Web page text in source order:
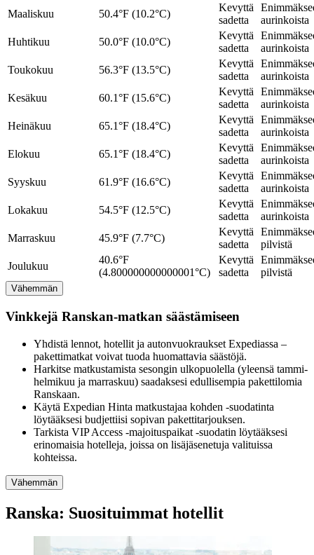
Maaliskuu
50.4°F (10.2°C)
Kevyttä
sadetta
aurinkoista
Huhtikuu
50.0°F (10.0°C)
Kevyttä
sadetta
aurinkoista
Toukokuu
56.3°F (13.5°C)
Kevyttä
sadetta
aurinkoista
Kesäkuu
60.1°F (15.6°C)
Kevyttä
sadetta
aurinkoista
Heinäkuu
65.1°F (18.4°C)
Kevyttä
sadetta
aurinkoista
Elokuu
65.1°F (18.4°C)
Kevyttä
sadetta
aurinkoista
Syyskuu
61.9°F (16.6°C)
Kevyttä
sadetta
aurinkoista
Lokakuu
54.5°F (12.5°C)
Kevyttä
sadetta
aurinkoista
Marraskuu
45.9°F (7.7°C)
Kevyttä
sadetta
pilvistä
Joulukuu
40.6°F
(4.800000000000001°C)
Kevyttä
sadetta
pilvistä
Vähemmän
Vinkkejä Ranskan-matkan säästämiseen
Yhdistä lennot, hotellit ja autonvuokraukset Expediassa –
pakettimatkat voivat tuoda huomattavia säästöjä.
Harkitse matkustamista sesongin ulkopuolella (yleensä tammi-
helmikuu ja marraskuu) saadaksesi edullisempia pakettilomia
Ranskaan.
Käytä Expedian Hinta matkustajaa kohden -suodatinta
löytääksesi budjettiisi sopivan pakettitarjouksen.
Tarkista VIP Access -majoituspaikat -suodatin löytääksesi
erinomaisia hotelleja, joissa on lisäjäsenetuja valituissa
kohteissa.
Vähemmän
Ranska: Suosituimmat hotellit